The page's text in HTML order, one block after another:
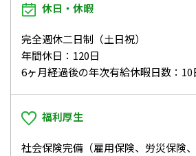
休日・休暇
完全週休二日制（土日祝）
年間休日：120日
6ヶ月経過後の年次有給休暇日数：10
福利厚生
社会保険完備（雇用保険、労災保険